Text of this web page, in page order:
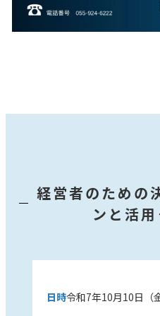
経営者のための
ンと活
日時令和7年10月10日（